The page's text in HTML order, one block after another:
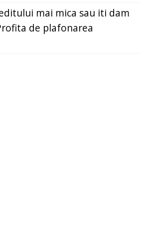
mai mica sau iti dam
de plafonarea